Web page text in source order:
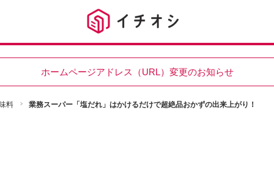
ホームページアドレス（URL）変更のお知らせ
料 業務スーパー「塩だれ」はかけるだけで超絶品おかずの出来上がり！